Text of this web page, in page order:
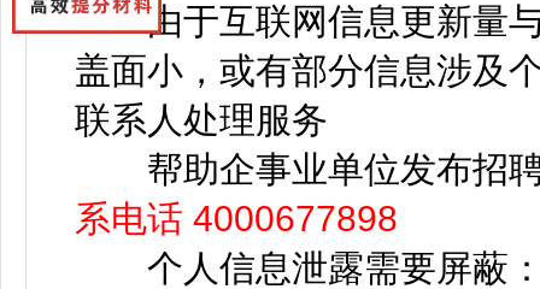
由于互联网信息更新量与
盖面小，或有部分信息涉及
联系人处理服务
帮助企事业单位发布招
系电话 4000677898
个人信息泄露需要屏蔽